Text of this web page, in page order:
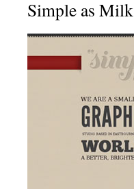
Simple as Milk